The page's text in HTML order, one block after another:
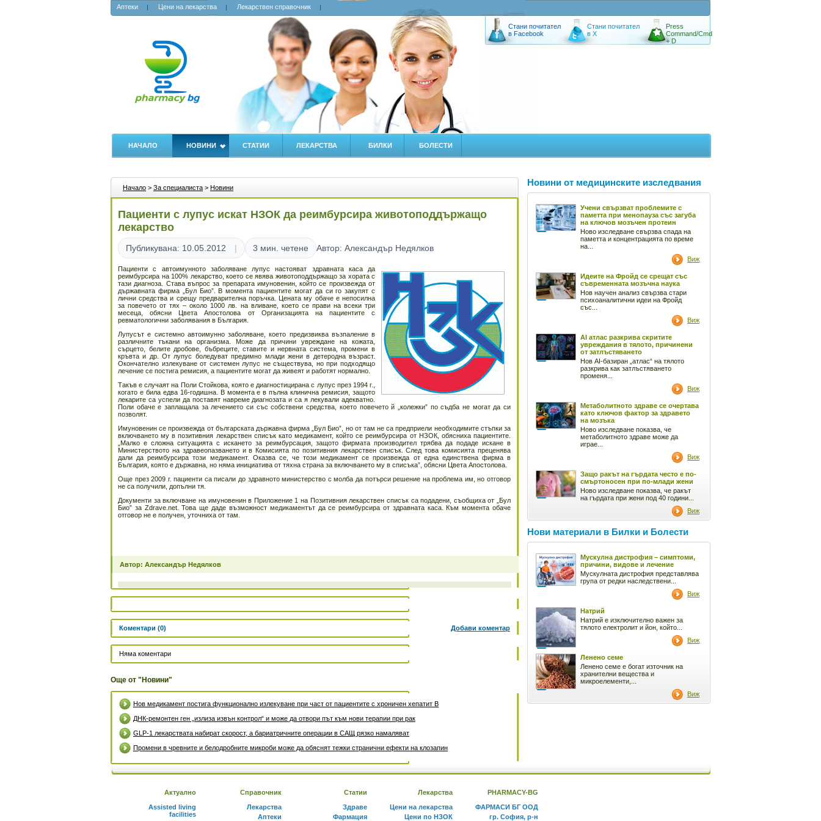
Аптеки Цени на лекарства Лекарствен справочник
Стани почитател
в Facebook
Стани почитател
в X
Press
Command/Cmd
+ D
НАЧАЛО НОВИНИ СТАТИИ ЛЕКАРСТВА БИЛКИ БОЛЕСТИ
Начало > За специалиста > Новини
Пациенти с лупус искат НЗОК да реимбурсира животоподдържащо
лекарство
Публикувана: 10.05.2012 3 мин. четене Автор: Александър Недялков
Пациенти с автоимунното заболяване лупус настояват здравната каса да
реимбурсира на 100% лекарство, което се явява животоподдържащо за хората с
тази диагноза. Става въпрос за препарата имуновенин, който се произвежда от
държавната фирма „Бул Био”. В момента пациентите могат да си го закупят с
лични средства и срещу предварителна поръчка. Цената му обаче е непосилна
за повечето от тях – около 1000 лв. на вливане, което се прави на всеки три
месеца, обясни Цвета Апостолова от Организацията на пациентите с
ревматологични заболявания в България.
Лупусът е системно автоимунно заболяване, което предизвиква възпаление в
различните тъкани на организма. Може да причини увреждане на кожата,
сърцето, белите дробове, бъбреците, ставите и нервната система, промени в
кръвта и др. От лупус боледуват предимно млади жени в детеродна възраст.
Окончателно излекуване от системен лупус не съществува, но при подходящо
лечение се постига ремисия, а пациентите могат да живеят и работят нормално.
Такъв е случаят на Поли Стойкова, която е диагностицирана с лупус през 1994 г.,
когато е била едва 16-годишна. В момента е в пълна клинична ремисия, защото
лекарите са успели да поставят навреме диагнозата и са я лекували адекватно.
Поли обаче е заплащала за лечението си със собствени средства, което повечето й „колежки” по съдба не могат да си
позволят.
Имуновенин се произвежда от българската държавна фирма „Бул Био”, но от там не са предприели необходимите стъпки за
включването му в позитивния лекарствен списък като медикамент, който се реимбурсира от НЗОК, обясниха пациентите.
„Малко е сложна ситуацията с искането за реимбурсация, защото фирмата производител трябва да подаде искане в
Министерството на здравеопазването и в Комисията по позитивния лекарствен списък. След това комисията преценява
дали да реимбурсира този медикамент. Оказва се, че този медикамент се произвежда от една единствена фирма в
България, която е държавна, но няма инициатива от тяхна страна за включването му в списъка”, обясни Цвета Апостолова.
Още през 2009 г. пациенти са писали до здравното министерство с молба да потърси решение на проблема им, но отговор
не са получили, допълни тя.
Документи за включване на имуновенин в Приложение 1 на Позитивния лекарствен списък са подадени, съобщиха от „Бул
Био” за Zdrave.net. Това ще даде възможност медикаментът да се реимбурсира от здравната каса. Към момента обаче
отговор не е получен, уточниха от там.
Автор: Александър Недялков
Коментари (0) Добави коментар
Няма коментари
Още от "Новини"
Нов медикамент постига функционално излекуване при част от пациентите с хроничен хепатит B
ДНК-ремонтен ген „излиза извън контрол“ и може да отвори път към нови терапии при рак
GLP-1 лекарствата набират скорост, а бариатричните операции в САЩ рязко намаляват
Промени в чревните и белодробните микроби може да обяснят тежки странични ефекти на клозапин
Новини от медицинските изследвания
Учени свързват проблемите с
паметта при менопауза със загуба
на ключов мозъчен протеин
Ново изследване свързва спада на
паметта и концентрацията по време
на...
Виж
Идеите на Фройд се срещат със
съвременната мозъчна наука
Нов научен анализ свързва стари
психоаналитични идеи на Фройд
със...
Виж
AI атлас разкрива скритите
увреждания в тялото, причинени
от затлъстяването
Нов AI-базиран „атлас“ на тялото
разкрива как затлъстяването
променя...
Виж
Метаболитното здраве се очертава
като ключов фактор за здравето
на мозъка
Ново изследване показва, че
метаболитното здраве може да
играе...
Виж
Защо ракът на гърдата често е по-
смъртоносен при по-млади жени
Ново изследване показва, че ракът
на гърдата при жени под 40 години...
Виж
Нови материали в Билки и Болести
Мускулна дистрофия – симптоми,
причини, видове и лечение
Мускулната дистрофия представлява
група от редки наследствени...
Виж
Натрий
Натрий е изключително важен за
тялото електролит и йон, който...
Виж
Ленено семе
Ленено семе е богат източник на
хранителни вещества и
микроелементи,...
Виж
Актуално
Assisted living
facilities
Справочник
Лекарства
Аптеки
Статии
Здраве
Фармация
Лекарства
Цени на лекарства
Цени по НЗОК
PHARMACY-BG
ФАРМАСИ БГ ООД
гр. София, р-н